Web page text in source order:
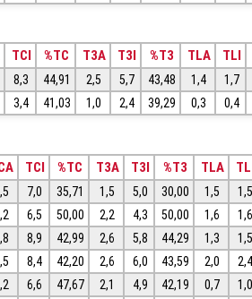
TCI %TC T3A T3I %T3 TLA TLI
8,3 44,91 2,5 5,7 43,48 1,4
1,7
3,4 41,03 1,0 2,4 39,29 0,3 0,4
TCI %TC T3A T3I %T3 TLA
7,0 35,71 1,5 5,0 30,00 1,5
1,5
6,5 50,00 2,2 4,3 50,00 1,6
1,6
8,9 42,99 2,6 5,8 44,29 1,3
1,5
8,4 42,20 2,6 6,0 43,59 2,0
2,4
6,6 47,67 2,1 4,9 42,19 0,7
1,0